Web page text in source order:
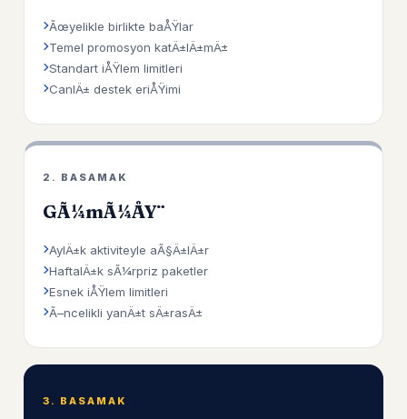
Ãœyelikle birlikte baÅŸlar
Temel promosyon katÄ±lÄ±mÄ±
Standart iÅŸlem limitleri
CanlÄ± destek eriÅŸimi
2. BASAMAK
GÃ¼mÃ¼ÅŸ
AylÄ±k aktiviteyle aÃ§Ä±lÄ±r
HaftalÄ±k sÃ¼rpriz paketler
Esnek iÅŸlem limitleri
Ã–ncelikli yanÄ±t sÄ±rasÄ±
3. BASAMAK